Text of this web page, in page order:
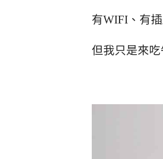
有WIFI、有
但我只是來